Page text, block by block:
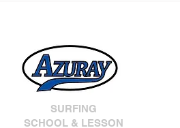
SURFING
SCHOOL & LESSON